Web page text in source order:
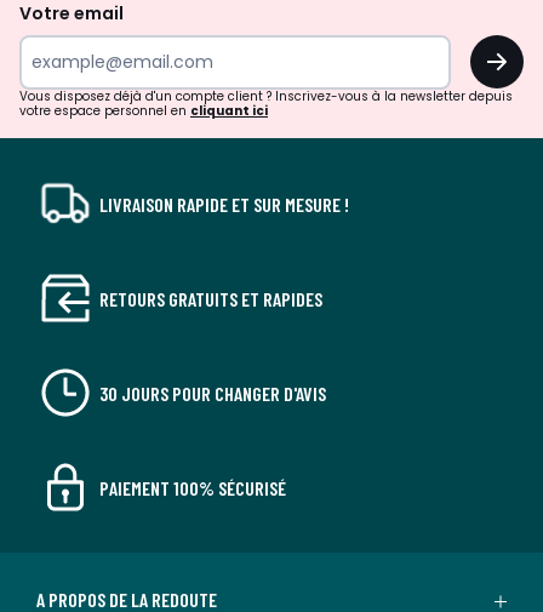
surprises?
Votre email
OK
Vous disposez déjà d'un compte client ? Inscrivez-vous à la newsletter depuis
votre espace personnel en cliquant ici
LIVRAISON RAPIDE ET SUR MESURE !
RETOURS GRATUITS ET RAPIDES
30 JOURS POUR CHANGER D'AVIS
PAIEMENT 100% SÉCURISÉ
A PROPOS DE LA REDOUTE